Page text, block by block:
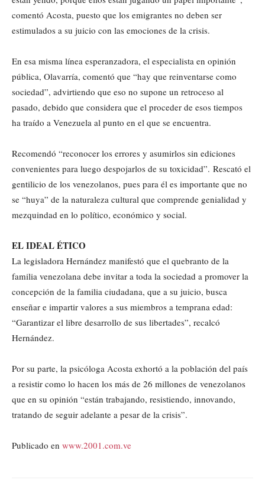
comentó Acosta, puesto que los emigrantes no deben ser
estimulados a su juicio con las emociones de la crisis.
En esa misma línea esperanzadora, el especialista en opinión
pública, Olavarría, comentó que “hay que reinventarse como
sociedad”, advirtiendo que eso no supone un retroceso al
pasado, debido que considera que el proceder de esos tiempos
ha traído a Venezuela al punto en el que se encuentra.
Recomendó “reconocer los errores y asumirlos sin ediciones
convenientes para luego despojarlos de su toxicidad”. Rescató el
gentilicio de los venezolanos, pues para él es importante que no
se “huya” de la naturaleza cultural que comprende genialidad y
mezquindad en lo político, económico y social.
EL IDEAL ÉTICO
La legisladora Hernández manifestó que el quebranto de la
familia venezolana debe invitar a toda la sociedad a promover la
concepción de la familia ciudadana, que a su juicio, busca
enseñar e impartir valores a sus miembros a temprana edad:
“Garantizar el libre desarrollo de sus libertades”, recalcó
Hernández.
Por su parte, la psicóloga Acosta exhortó a la población del país
a resistir como lo hacen los más de 26 millones de venezolanos
que en su opinión “están trabajando, resistiendo, innovando,
tratando de seguir adelante a pesar de la crisis”.
Publicado en www.2001.com.ve